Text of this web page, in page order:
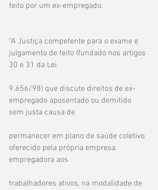
feito por um ex-empregado.
“A Justiça competente para o exame e
julgamento de feito (fundado nos artigos
30 e 31 da Lei
9.656/98) que discute direitos de ex-
empregado aposentado ou demitido
sem justa causa de
permanecer em plano de saúde coletivo
oferecido pela própria empresa
empregadora aos
trabalhadores ativos, na modalidade de